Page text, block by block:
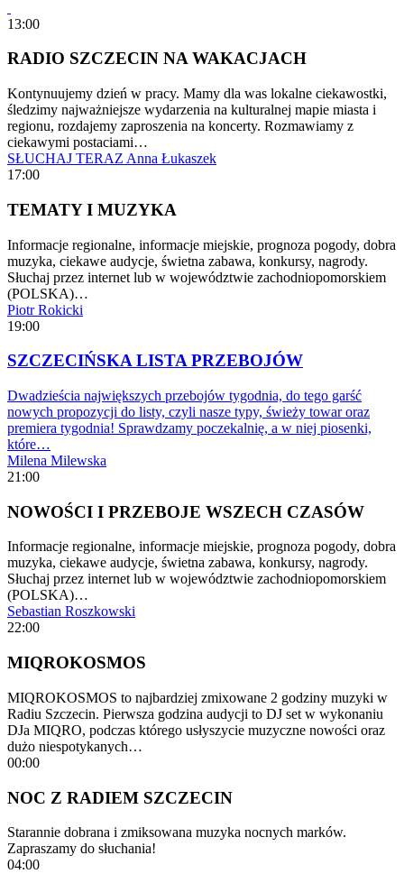
13:00
RADIO SZCZECIN NA WAKACJACH
Kontynuujemy dzień w pracy. Mamy dla was lokalne ciekawostki,
śledzimy najważniejsze wydarzenia na kulturalnej mapie miasta i
regionu, rozdajemy zaproszenia na koncerty. Rozmawiamy z
ciekawymi postaciami…
SŁUCHAJ TERAZ Anna Łukaszek
17:00
TEMATY I MUZYKA
Informacje regionalne, informacje miejskie, prognoza pogody, dobra
muzyka, ciekawe audycje, świetna zabawa, konkursy, nagrody.
Słuchaj przez internet lub w województwie zachodniopomorskiem
(POLSKA)…
Piotr Rokicki
19:00
SZCZECIŃSKA LISTA PRZEBOJÓW
Dwadzieścia największych przebojów tygodnia, do tego garść
nowych propozycji do listy, czyli nasze typy, świeży towar oraz
premiera tygodnia! Sprawdzamy poczekalnię, a w niej piosenki,
które…
Milena Milewska
21:00
NOWOŚCI I PRZEBOJE WSZECH CZASÓW
Informacje regionalne, informacje miejskie, prognoza pogody, dobra
muzyka, ciekawe audycje, świetna zabawa, konkursy, nagrody.
Słuchaj przez internet lub w województwie zachodniopomorskiem
(POLSKA)…
Sebastian Roszkowski
22:00
MIQROKOSMOS
MIQROKOSMOS to najbardziej zmixowane 2 godziny muzyki w
Radiu Szczecin. Pierwsza godzina audycji to DJ set w wykonaniu
DJa MIQRO, podczas którego usłyszycie muzyczne nowości oraz
dużo niespotykanych…
00:00
NOC Z RADIEM SZCZECIN
Starannie dobrana i zmiksowana muzyka nocnych marków.
Zapraszamy do słuchania!
04:00